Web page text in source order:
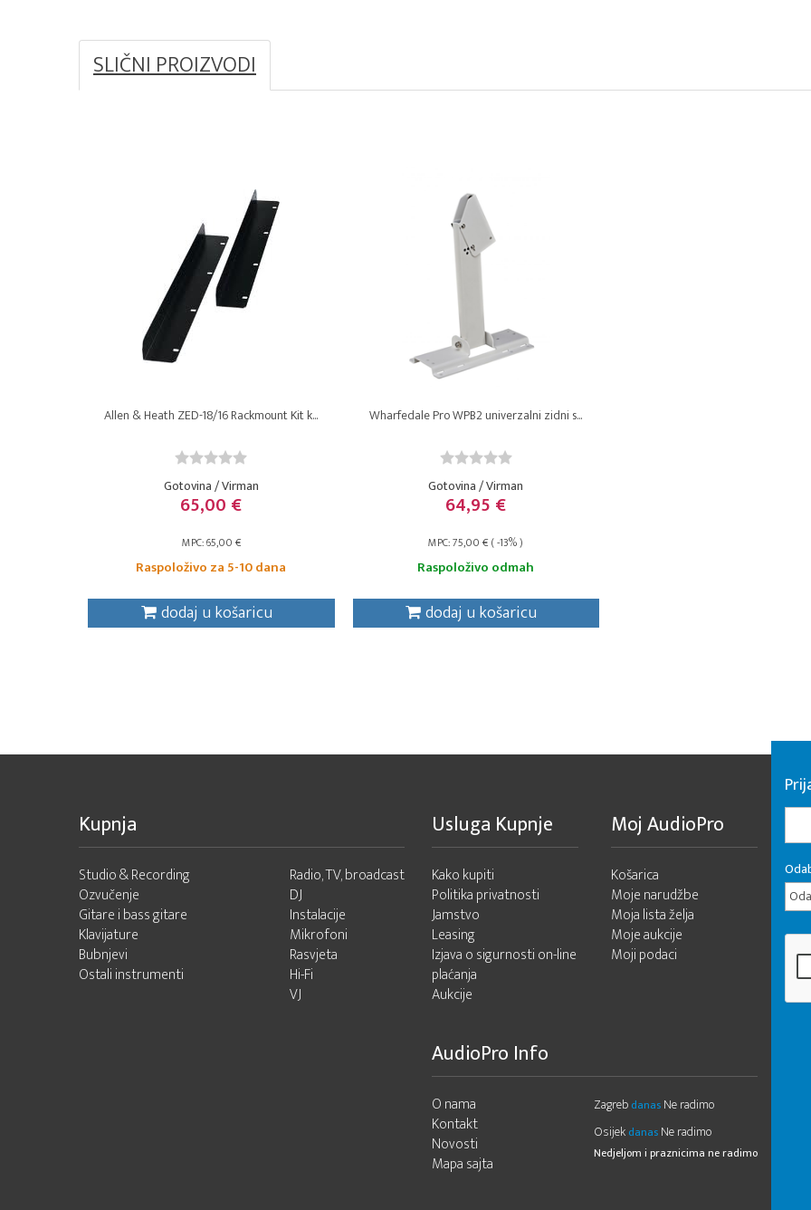
SLIČNI PROIZVODI
Allen & Heath ZED-18/16 Rackmount Kit k...
Gotovina / Virman
65,00 €
MPC: 65,00 €
Raspoloživo za 5-10 dana
dodaj u košaricu
Wharfedale Pro WPB2 univerzalni zidni s...
Gotovina / Virman
64,95 €
MPC: 75,00 € ( -13% )
Raspoloživo odmah
dodaj u košaricu
Kupnja
Studio & Recording
Ozvučenje
Gitare i bass gitare
Klavijature
Bubnjevi
Ostali instrumenti
Radio, TV, broadcast
DJ
Instalacije
Mikrofoni
Rasvjeta
Hi-Fi
VJ
Usluga Kupnje
Kako kupiti
Politika privatnosti
Jamstvo
Leasing
Izjava o sigurnosti on-line
plaćanja
Aukcije
Moj AudioPro
Košarica
Moje narudžbe
Moja lista želja
Moje aukcije
Moji podaci
AudioPro Info
O nama
Kontakt
Novosti
Mapa sajta
Zagreb danas Ne radimo
Osijek danas Ne radimo
Nedjeljom i praznicima ne radimo